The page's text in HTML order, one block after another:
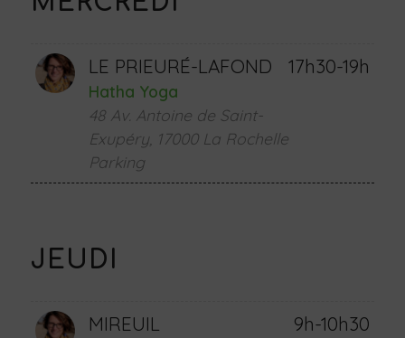
LE PRIEURÉ-LAFOND 17h30-19h
Hatha Yoga
48 Av. Antoine de Saint-
Exupéry, 17000 La Rochelle
Parking
JEUDI
MIREUIL 9h-10h30